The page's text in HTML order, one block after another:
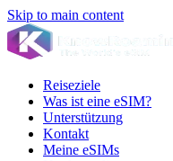
Skip to main content
Reiseziele
Was ist eine eSIM?
Unterstützung
Kontakt
Meine eSIMs